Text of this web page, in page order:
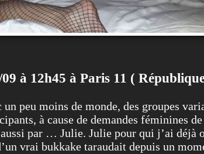
à 12h45 à Paris 11 (
peu moins de monde, des groupes
à cause de demandes féminines
par … Julie. Julie pour qui j’ai déjà
vrai bukkake taraudait depuis un